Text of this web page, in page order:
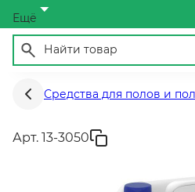
Ещё
Средства для полов и
Арт. 13-3050